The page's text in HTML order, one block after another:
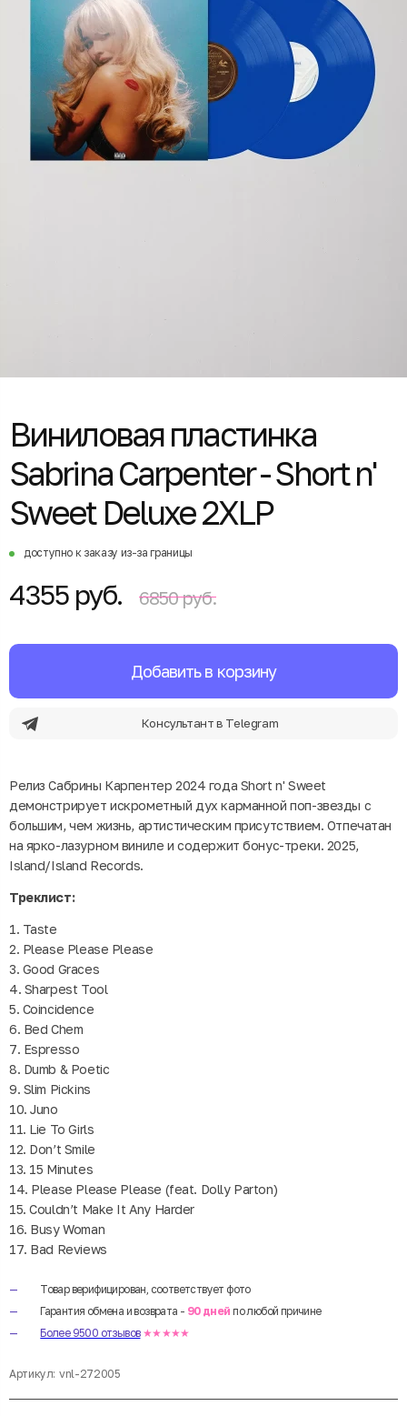
Виниловая пластинка
Sabrina Carpenter - Short n'
Sweet Deluxe 2XLP
доступно к заказу из-за границы
4355 руб. 6850 руб.
Добавить в корзину
Консультант в Telegram
Релиз Сабрины Карпентер 2024 года Short n' Sweet
демонстрирует искрометный дух карманной поп-звезды с
большим, чем жизнь, артистическим присутствием. Отпечатан
на ярко-лазурном виниле и содержит бонус-треки. 2025,
Island/Island Records.
Треклист:
1. Taste
2. Please Please Please
3. Good Graces
4. Sharpest Tool
5. Coincidence
6. Bed Chem
7. Espresso
8. Dumb & Poetic
9. Slim Pickins
10. Juno
11. Lie To Girls
12. Don’t Smile
13. 15 Minutes
14. Please Please Please (feat. Dolly Parton)
15. Couldn’t Make It Any Harder
16. Busy Woman
17. Bad Reviews
Товар верифицирован, соответствует фото
Гарантия обмена и возврата - 90 дней по любой причине
Более 9500 отзывов ★★★★★
Артикул: vnl-272005